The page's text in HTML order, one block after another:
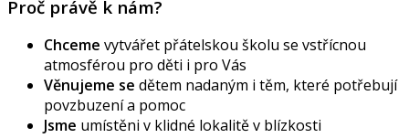
Proč právě k nám?
Chceme vytvářet přátelskou školu se vstřícnou
atmosférou pro děti i pro Vás
Věnujeme se dětem nadaným i těm, které potřebují
povzbuzení a pomoc
Jsme umístěni v klidné lokalitě v blízkosti